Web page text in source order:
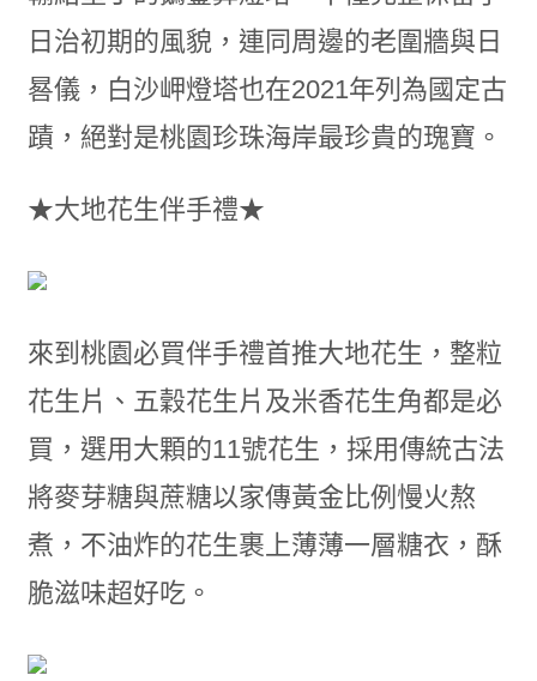
日治初期的風貌，連同周邊的老圍牆與日
晷儀，白沙岬燈塔也在2021年列為國定古
蹟，絕對是桃園珍珠海岸最珍貴的瑰寶。
★大地花生伴手禮★
來到桃園必買伴手禮首推大地花生，整粒
花生片、五穀花生片及米香花生角都是必
買，選用大顆的11號花生，採用傳統古法
將麥芽糖與蔗糖以家傳黃金比例慢火熬
煮，不油炸的花生裹上薄薄一層糖衣，酥
脆滋味超好吃。